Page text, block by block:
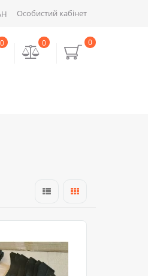
Особистий кабінет
0
0
0